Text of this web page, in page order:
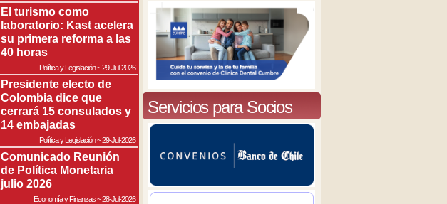
El turismo como
laboratorio: Kast acelera
su primera reforma a las
40 horas
Política y Legislación~29-Jul-2026
Presidente electo de
Colombia dice que
cerrará 15 consulados y
14 embajadas
Política y Legislación~29-Jul-2026
Comunicado Reunión
de Política Monetaria
julio 2026
Economía y Finanzas~28-Jul-2026
Servicios para Socios